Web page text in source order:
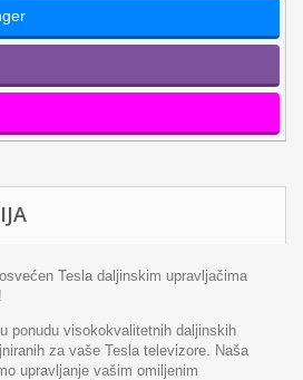
Tesla daljinskim upravljačima
ponudu visokokvalitetnih daljinskih
za vaše Tesla televizore. Naša
upravljanje vašim omiljenim